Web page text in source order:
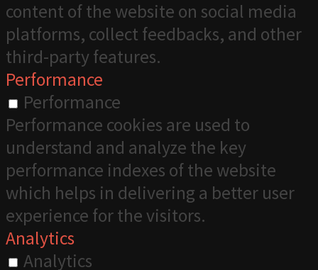
content of the website on social media
platforms, collect feedbacks, and other
third-party features.
Performance
Performance
Performance cookies are used to
understand and analyze the key
performance indexes of the website
which helps in delivering a better user
experience for the visitors.
Analytics
Analytics